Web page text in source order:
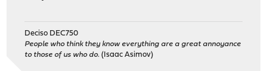
Deciso DEC750
People who think they know everything are a great annoyance
to those of us who do. (Isaac Asimov)